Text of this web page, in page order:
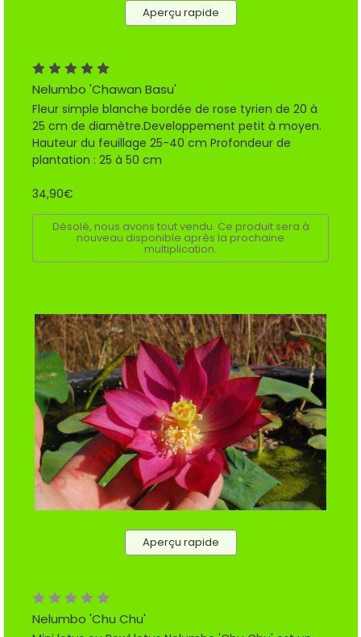
Aperçu rapide
Nelumbo 'Chawan Basu'
Fleur simple blanche bordée de rose tyrien de 20 à
25 cm de diamètre.Developpement petit à moyen.
Hauteur du feuillage 25-40 cm Profondeur de
plantation : 25 à 50 cm
34,90€
Désolé, nous avons tout vendu. Ce produit sera à
nouveau disponible après la prochaine
multiplication.
Aperçu rapide
Nelumbo 'Chu Chu'